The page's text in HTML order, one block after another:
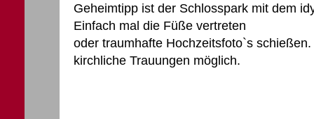
Geheimtipp ist der Schlosspark mit dem
Einfach mal die Füße vertreten
oder traumhafte Hochzeitsfoto`s
kirchliche Trauungen möglich.